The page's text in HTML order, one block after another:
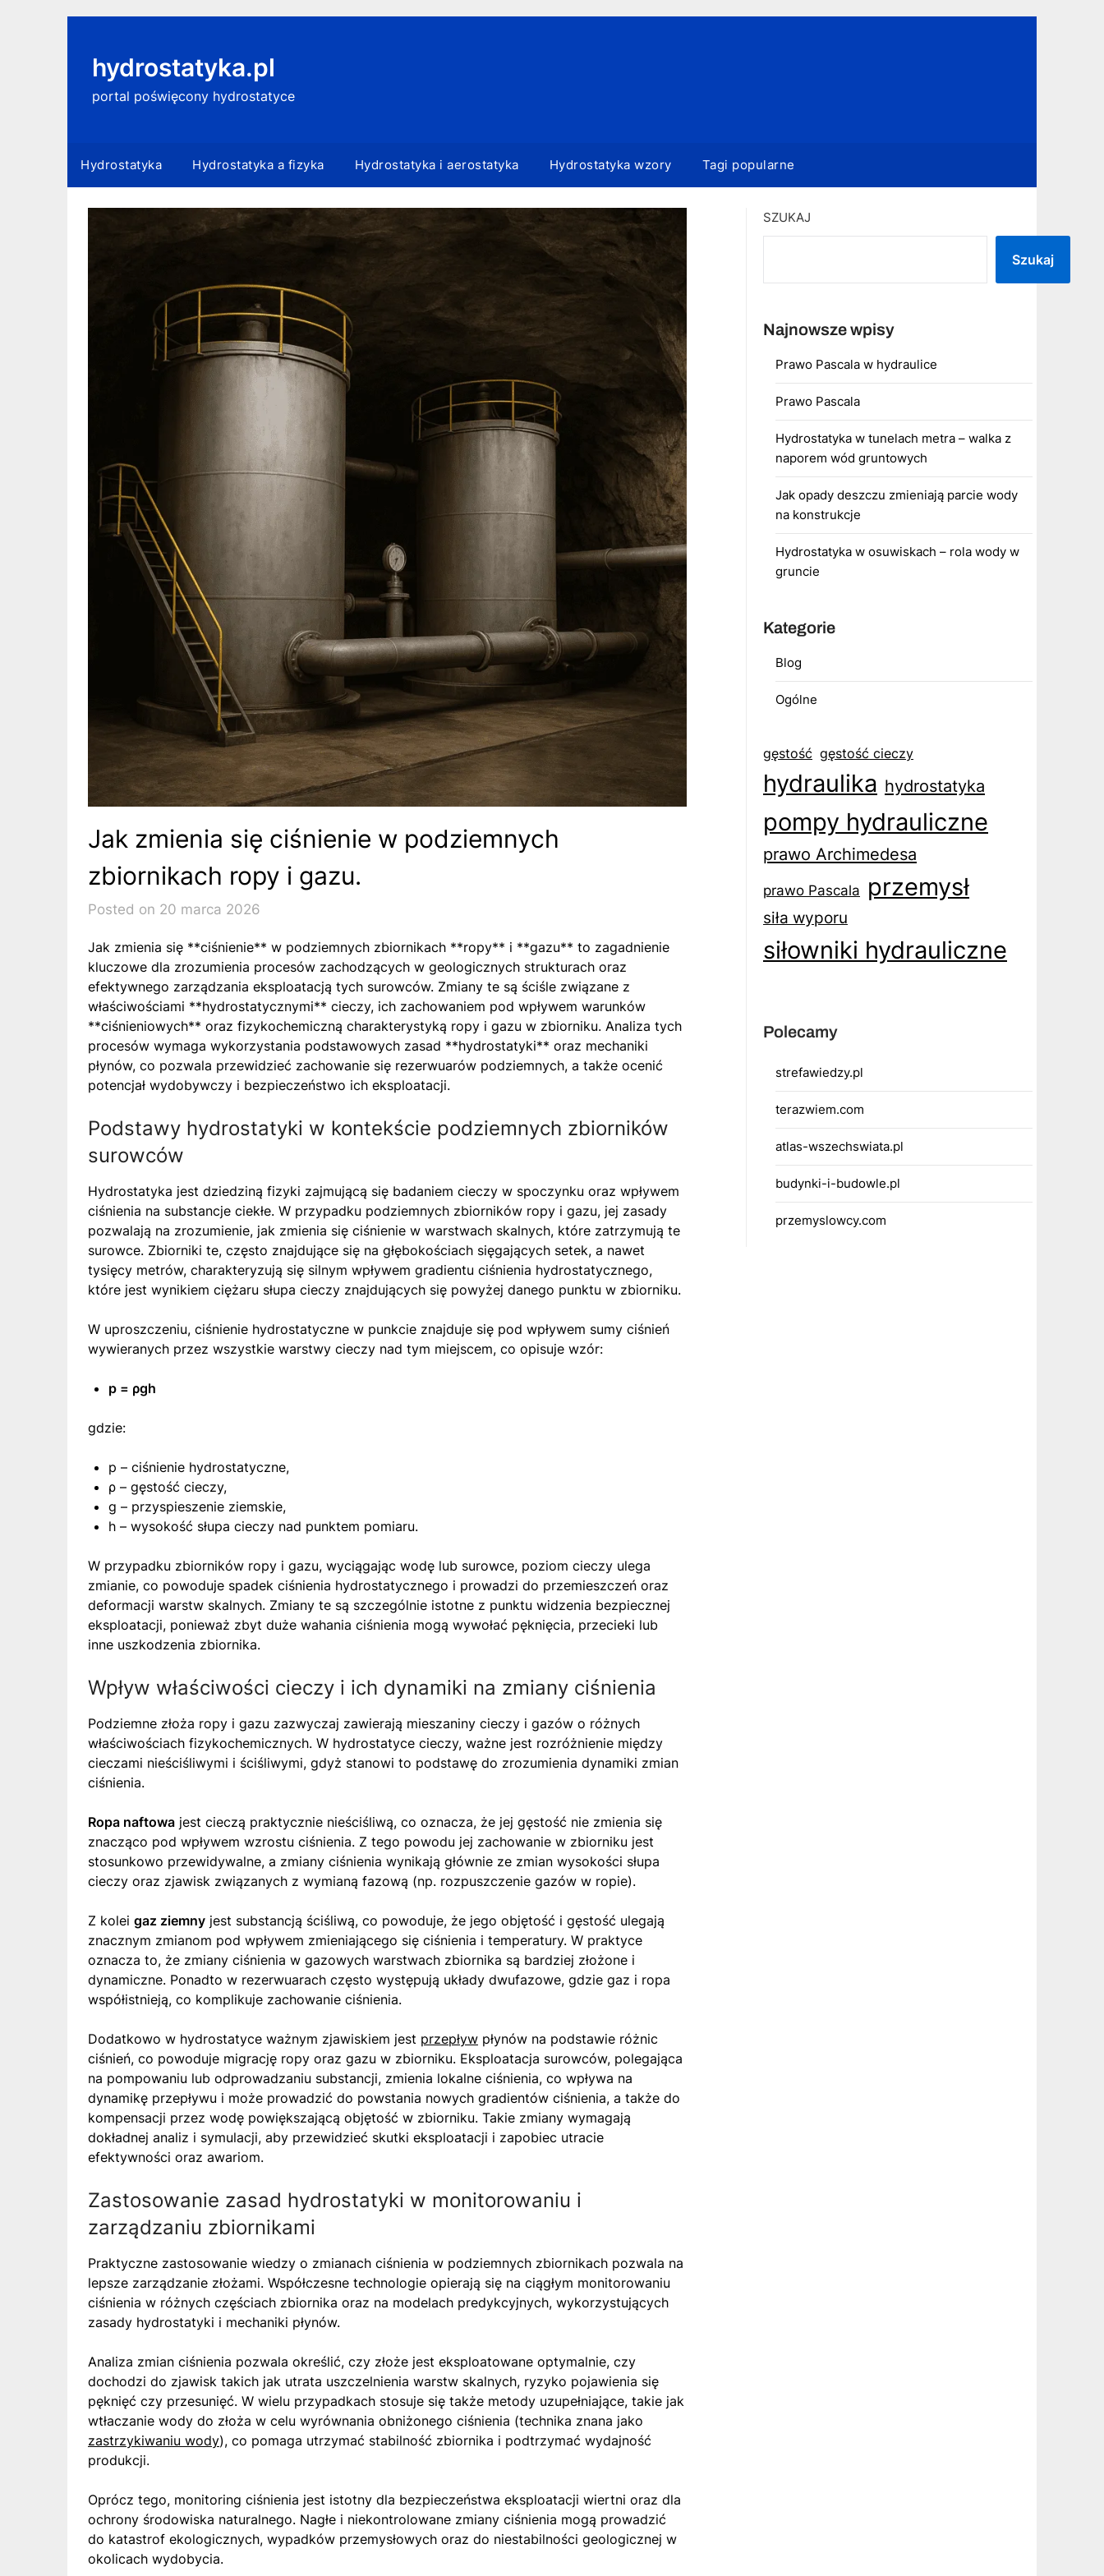
hydrostatyka.pl
portal poświęcony hydrostatyce
Hydrostatyka Hydrostatyka a fizyka Hydrostatyka i aerostatyka Hydrostatyka wzory Tagi popularne
Jak zmienia się ciśnienie w podziemnych
zbiornikach ropy i gazu.
Posted on 20 marca 2026
Jak zmienia się **ciśnienie** w podziemnych zbiornikach **ropy** i **gazu** to zagadnienie
kluczowe dla zrozumienia procesów zachodzących w geologicznych strukturach oraz
efektywnego zarządzania eksploatacją tych surowców. Zmiany te są ściśle związane z
właściwościami **hydrostatycznymi** cieczy, ich zachowaniem pod wpływem warunków
**ciśnieniowych** oraz fizykochemiczną charakterystyką ropy i gazu w zbiorniku. Analiza tych
procesów wymaga wykorzystania podstawowych zasad **hydrostatyki** oraz mechaniki
płynów, co pozwala przewidzieć zachowanie się rezerwuarów podziemnych, a także ocenić
potencjał wydobywczy i bezpieczeństwo ich eksploatacji.
Podstawy hydrostatyki w kontekście podziemnych zbiorników
surowców
Hydrostatyka jest dziedziną fizyki zajmującą się badaniem cieczy w spoczynku oraz wpływem
ciśnienia na substancje ciekłe. W przypadku podziemnych zbiorników ropy i gazu, jej zasady
pozwalają na zrozumienie, jak zmienia się ciśnienie w warstwach skalnych, które zatrzymują te
surowce. Zbiorniki te, często znajdujące się na głębokościach sięgających setek, a nawet
tysięcy metrów, charakteryzują się silnym wpływem gradientu ciśnienia hydrostatycznego,
które jest wynikiem ciężaru słupa cieczy znajdujących się powyżej danego punktu w zbiorniku.
W uproszczeniu, ciśnienie hydrostatyczne w punkcie znajduje się pod wpływem sumy ciśnień
wywieranych przez wszystkie warstwy cieczy nad tym miejscem, co opisuje wzór:
p = ρgh
gdzie:
p – ciśnienie hydrostatyczne,
ρ – gęstość cieczy,
g – przyspieszenie ziemskie,
h – wysokość słupa cieczy nad punktem pomiaru.
W przypadku zbiorników ropy i gazu, wyciągając wodę lub surowce, poziom cieczy ulega
zmianie, co powoduje spadek ciśnienia hydrostatycznego i prowadzi do przemieszczeń oraz
deformacji warstw skalnych. Zmiany te są szczególnie istotne z punktu widzenia bezpiecznej
eksploatacji, ponieważ zbyt duże wahania ciśnienia mogą wywołać pęknięcia, przecieki lub
inne uszkodzenia zbiornika.
Wpływ właściwości cieczy i ich dynamiki na zmiany ciśnienia
Podziemne złoża ropy i gazu zazwyczaj zawierają mieszaniny cieczy i gazów o różnych
właściwościach fizykochemicznych. W hydrostatyce cieczy, ważne jest rozróżnienie między
cieczami nieściśliwymi i ściśliwymi, gdyż stanowi to podstawę do zrozumienia dynamiki zmian
ciśnienia.
Ropa naftowa jest cieczą praktycznie nieściśliwą, co oznacza, że jej gęstość nie zmienia się
znacząco pod wpływem wzrostu ciśnienia. Z tego powodu jej zachowanie w zbiorniku jest
stosunkowo przewidywalne, a zmiany ciśnienia wynikają głównie ze zmian wysokości słupa
cieczy oraz zjawisk związanych z wymianą fazową (np. rozpuszczenie gazów w ropie).
Z kolei gaz ziemny jest substancją ściśliwą, co powoduje, że jego objętość i gęstość ulegają
znacznym zmianom pod wpływem zmieniającego się ciśnienia i temperatury. W praktyce
oznacza to, że zmiany ciśnienia w gazowych warstwach zbiornika są bardziej złożone i
dynamiczne. Ponadto w rezerwuarach często występują układy dwufazowe, gdzie gaz i ropa
współistnieją, co komplikuje zachowanie ciśnienia.
Dodatkowo w hydrostatyce ważnym zjawiskiem jest przepływ płynów na podstawie różnic
ciśnień, co powoduje migrację ropy oraz gazu w zbiorniku. Eksploatacja surowców, polegająca
na pompowaniu lub odprowadzaniu substancji, zmienia lokalne ciśnienia, co wpływa na
dynamikę przepływu i może prowadzić do powstania nowych gradientów ciśnienia, a także do
kompensacji przez wodę powiększającą objętość w zbiorniku. Takie zmiany wymagają
dokładnej analiz i symulacji, aby przewidzieć skutki eksploatacji i zapobiec utracie
efektywności oraz awariom.
Zastosowanie zasad hydrostatyki w monitorowaniu i
zarządzaniu zbiornikami
Praktyczne zastosowanie wiedzy o zmianach ciśnienia w podziemnych zbiornikach pozwala na
lepsze zarządzanie złożami. Współczesne technologie opierają się na ciągłym monitorowaniu
ciśnienia w różnych częściach zbiornika oraz na modelach predykcyjnych, wykorzystujących
zasady hydrostatyki i mechaniki płynów.
Analiza zmian ciśnienia pozwala określić, czy złoże jest eksploatowane optymalnie, czy
dochodzi do zjawisk takich jak utrata uszczelnienia warstw skalnych, ryzyko pojawienia się
pęknięć czy przesunięć. W wielu przypadkach stosuje się także metody uzupełniające, takie jak
wtłaczanie wody do złoża w celu wyrównania obniżonego ciśnienia (technika znana jako
zastrzykiwaniu wody), co pomaga utrzymać stabilność zbiornika i podtrzymać wydajność
produkcji.
Oprócz tego, monitoring ciśnienia jest istotny dla bezpieczeństwa eksploatacji wiertni oraz dla
ochrony środowiska naturalnego. Nagłe i niekontrolowane zmiany ciśnienia mogą prowadzić
do katastrof ekologicznych, wypadków przemysłowych oraz do niestabilności geologicznej w
okolicach wydobycia.
SZUKAJ
Szukaj
Najnowsze wpisy
Prawo Pascala w hydraulice
Prawo Pascala
Hydrostatyka w tunelach metra – walka z
naporem wód gruntowych
Jak opady deszczu zmieniają parcie wody
na konstrukcje
Hydrostatyka w osuwiskach – rola wody w
gruncie
Kategorie
Blog
Ogólne
gęstość gęstość cieczy
hydraulika hydrostatyka
pompy hydrauliczne
prawo Archimedesa
prawo Pascala przemysł
siła wyporu
siłowniki hydrauliczne
Polecamy
strefawiedzy.pl
terazwiem.com
atlas-wszechswiata.pl
budynki-i-budowle.pl
przemyslowcy.com